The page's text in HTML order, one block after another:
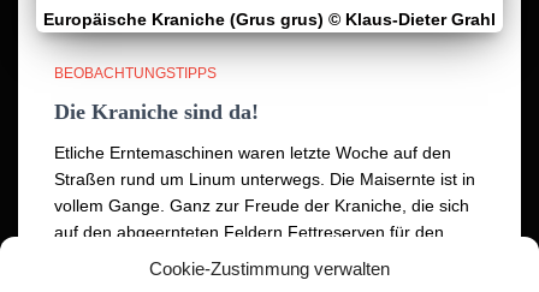
Cookie-Zustimmung verwalten
Europäische Kraniche (Grus grus) © Klaus-Dieter Grahl
BEOBACHTUNGSTIPPS
Die Kraniche sind da!
Etliche Erntemaschinen waren letzte Woche auf den
Straßen rund um Linum unterwegs. Die Maisernte ist in
vollem Gange. Ganz zur Freude der Kraniche, die sich
auf den abgeernteten Feldern Fettreserven für den
anstehenden Weiterzug anfressen.
Weiterlesen